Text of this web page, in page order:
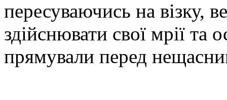
пересуваючись на візку,
здійснювати свої мрії та
прямували перед